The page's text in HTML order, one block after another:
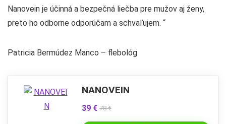
Nanovein je účinná a bezpečná liečba pre mužov aj ženy,
preto ho odborne odporúčam a schvaľujem. “
Patricia Bermúdez Manco – flebológ
NANOVEIN
39 € 78 €